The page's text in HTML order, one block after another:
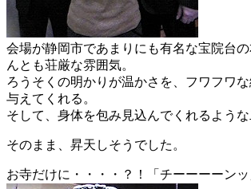
会場が静岡市であまりにも有名な宝院台
んとも荘厳な雰囲気。
ろうそくの明かりが温かさを、フワフワ
与えてくれる。
そして、身体を包み見込んでくれるような
そのまま、昇天しそうでした。
お寺だけに・・・・？！「チーーーーンッ